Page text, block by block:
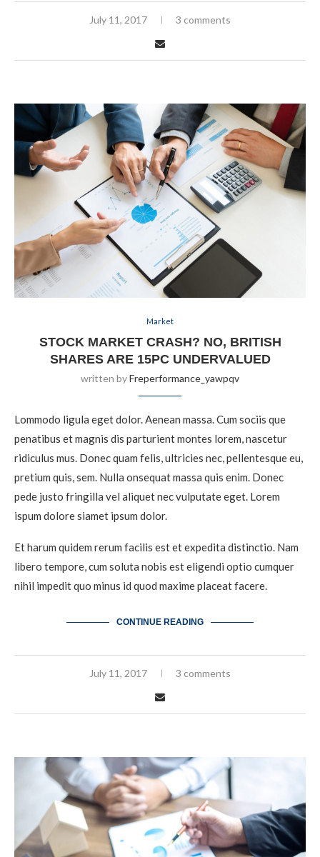
July 11, 2017 3 comments
Market
STOCK MARKET CRASH? NO, BRITISH
SHARES ARE 15PC UNDERVALUED
written byFreperformance_yawpqv
Lommodo ligula eget dolor. Aenean massa. Cum sociis que
penatibus et magnis dis parturient montes lorem, nascetur
ridiculus mus. Donec quam felis, ultricies nec, pellentesque eu,
pretium quis, sem. Nulla onsequat massa quis enim. Donec
pede justo fringilla vel aliquet nec vulputate eget. Lorem
ispum dolore siamet ipsum dolor.
Et harum quidem rerum facilis est et expedita distinctio. Nam
libero tempore, cum soluta nobis est eligendi optio cumquer
nihil impedit quo minus id quod maxime placeat facere.
CONTINUE READING
July 11, 2017 3 comments